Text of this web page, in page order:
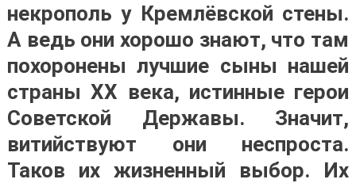
некрополь у Кремлёвской стены.
А ведь они хорошо знают, что там
похоронены лучшие сыны нашей
страны XX века, истинные герои
Советской Державы. Значит,
витийствуют они неспроста.
Таков их жизненный выбор. Их